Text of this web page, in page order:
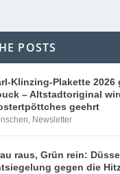
POSTS
Klinzing-Plakette 2026
– Altstadtoriginal
geehrt
, Newsletter
raus, Grün rein:
gegen die